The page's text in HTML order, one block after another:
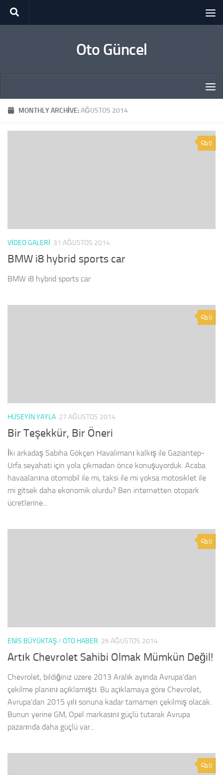
Skip to content
Oto Güncel
MONTHLY ARCHIVE:AĞUSTOS 2014
0
VIDEO GALERI 31 AĞUSTOS 2014
BMW i8 hybrid sports car
BMW i8 hybrid sports car
0
HÜSEYIN YAYLA 27 AĞUSTOS 2014
Bir Teşekkür, Bir Öneri
İki arkadaş Sabiha Gökçen Havalimanı kalkış ile Gaziantep-
Urfa seyahati için yola çıkmadan önce konuşuyorduk. Acaba
havaalanına otomobil ile mi, taksi ile mi yoksa motosiklet ile
mi gitsek daha ekonomik olurdu? Ben internetten otopark
ücretlerine...
0
ENIS BÜYÜKTAŞ/ OTO HABER 26 AĞUSTOS 2014
Artık Chevrolet Sahibi Olmak Mümkün Değil!
Chevrolet, bildiğiniz üzere 2013 Aralık ayında Avrupa’dan
çekilme planını açıklamıştı. Bu açıklamaya göre Chevrolet,
Avrupa’dan 2015 yılı sonuna kadar tamamen çekilmiş olacak.
Bunun yerine GM, Opel markasını güçlü tutarak Avrupa
pazarında daha güçlü var...
0